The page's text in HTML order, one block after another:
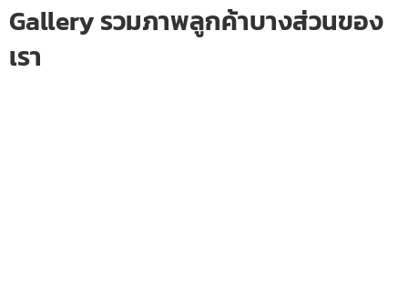
Gallery รวมภาพลูกค้าบางส่วนของ
เรา